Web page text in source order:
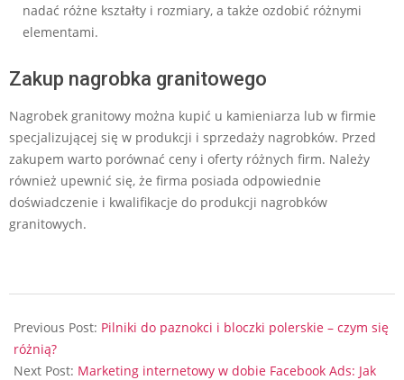
nadać różne kształty i rozmiary, a także ozdobić różnymi
elementami.
Zakup nagrobka granitowego
Nagrobek granitowy można kupić u kamieniarza lub w firmie
specjalizującej się w produkcji i sprzedaży nagrobków. Przed
zakupem warto porównać ceny i oferty różnych firm. Należy
również upewnić się, że firma posiada odpowiednie
doświadczenie i kwalifikacje do produkcji nagrobków
granitowych.
06-
25
Previous Post: Pilniki do paznokci i bloczki polerskie – czym się
różnią?
Next Post: Marketing internetowy w dobie Facebook Ads: Jak